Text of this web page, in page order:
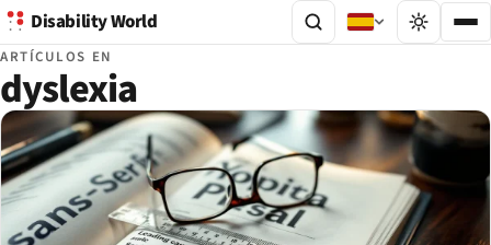
Disability World
ARTÍCULOS EN
dyslexia